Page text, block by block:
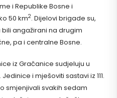
i Republike Bosne i
50 km2. Dijelovi brigade su,
angažirani na drugim
pa i centralne Bosne.
iz Gračanice sudjeluju u
i mješoviti sastavi iz 111.
smjenjivali svakih sedam